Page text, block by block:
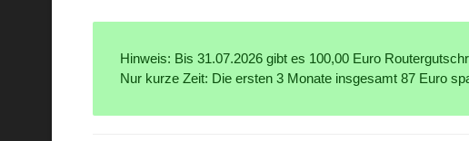
Hinweis: Bis 31.07.2026 gibt es 100,00 Euro
Nur kurze Zeit: Die ersten 3 Monate insgesamt 87 Euro